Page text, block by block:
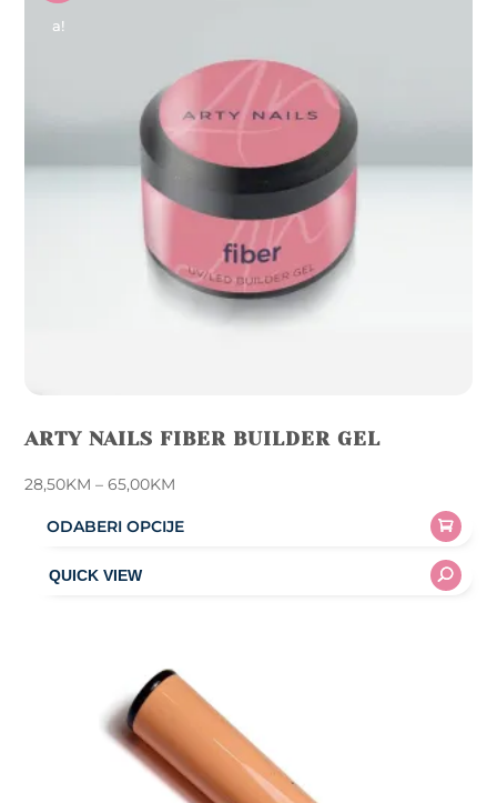
A!
ARTY NAILS FIBER BUILDER GEL
28,50KM – 65,00KM
ODABERI OPCIJE
product